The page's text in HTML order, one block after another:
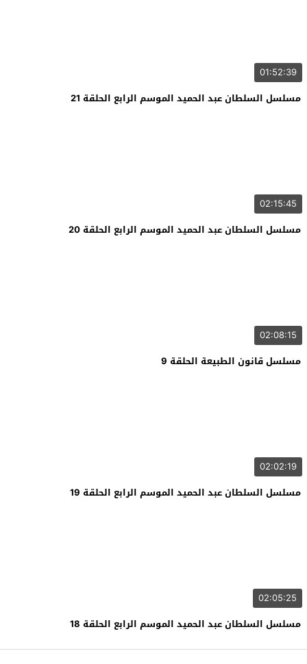
01:52:39
مسلسل السلطان عبد الحميد الموسم الرابع الحلقة 21
02:15:45
مسلسل السلطان عبد الحميد الموسم الرابع الحلقة 20
02:08:15
مسلسل قانون الطبيعة الحلقة 9
02:02:19
مسلسل السلطان عبد الحميد الموسم الرابع الحلقة 19
02:05:25
مسلسل السلطان عبد الحميد الموسم الرابع الحلقة 18